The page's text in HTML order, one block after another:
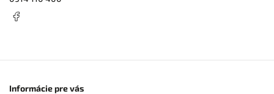
Informácie pre vás